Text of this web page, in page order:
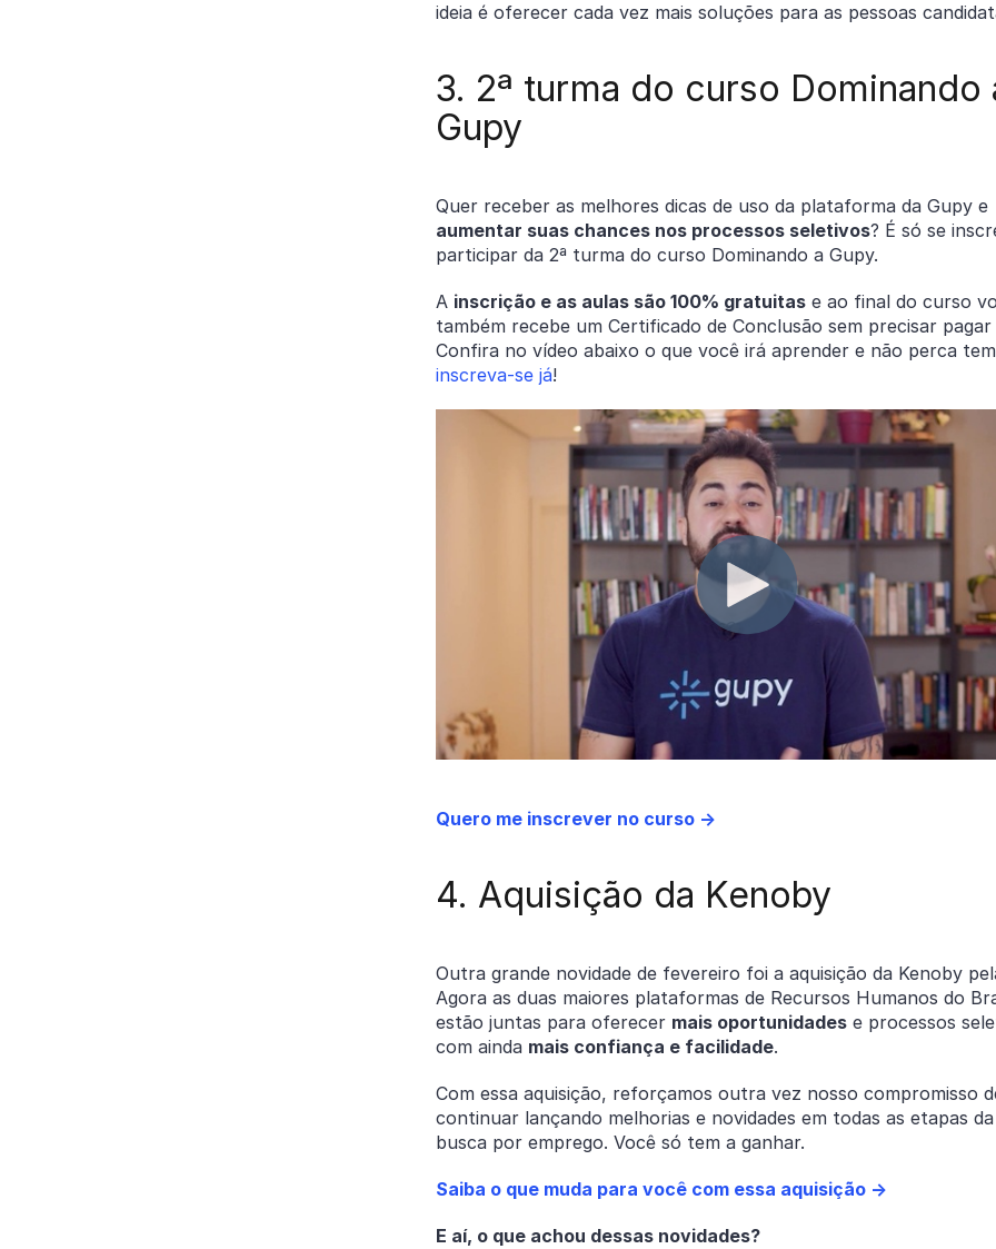
ideia é oferecer cada vez mais soluções para as pessoas
3. 2ª turma do curso Dominando
Gupy
Quer receber as melhores dicas de uso da plataforma da Gupy e
aumentar suas chances nos processos seletivos? É só se
participar da 2ª turma do curso Dominando a Gupy.
A inscrição e as aulas são 100% gratuitas e ao final do curso
também recebe um Certificado de Conclusão sem precisar pagar
Confira no vídeo abaixo o que você irá aprender e não perca
inscreva-se já!
Quero me inscrever no curso →
4. Aquisição da Kenoby
Outra grande novidade de fevereiro foi a aquisição da Kenoby
Agora as duas maiores plataformas de Recursos Humanos do
estão juntas para oferecer mais oportunidades e processos
com ainda mais confiança e facilidade.
Com essa aquisição, reforçamos outra vez nosso compromisso
continuar lançando melhorias e novidades em todas as etapas
busca por emprego. Você só tem a ganhar.
Saiba o que muda para você com essa aquisição →
E aí, o que achou dessas novidades?